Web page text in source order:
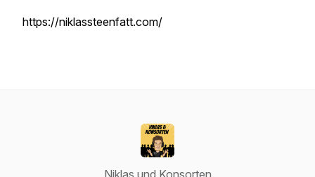
https://niklassteenfatt.com/
Niklas und Konsorten